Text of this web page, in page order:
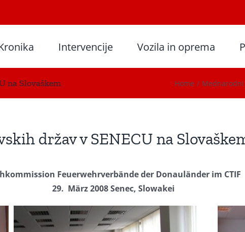
Intervencije Vozila in oprema
na Slovaškem Home Mednarodni
držav v SENECU na
Feuerwehrverbände der Donauländer im CTIF
29. März 2008 Senec, Slowakei